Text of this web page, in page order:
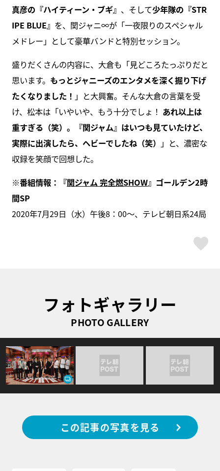
真彦の『ハイティーン・ブギ』 、そして少年隊の『STR
IPE BLUE』 を、関ジャニ∞が「一夜限りのスペシャル
メドレー」として豪華バンドと特別セッション。
盛りだくさんの内容に、大倉も「見どころたっぷりだと
思います。 もっとジャニーズのエンタメを深く掘り下げ
たくなりました！ 」と大興奮。そんな大倉の言葉を受
け、松本は「いやいや、もう十分でしょ！ あれ以上は
重すぎる（笑）。『関ジャム』はいつも見ていたけど、
実際に出演したら、ヘビーでしたね（笑） 」と、濃密な
収録を笑顔で回想した。
※番組情報：『関ジャム 完全燃SHOW』ゴールデン2時
間SP
2020年7月29日（水）午後8：00〜、テレビ朝日系24局
フォトギャラリー
PHOTO GALLERY
この記事の写真を見る